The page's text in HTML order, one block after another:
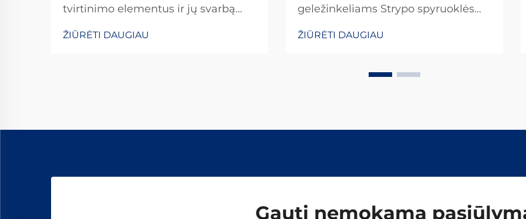
tvirtinimo elementus ir jų svarbą
elementai yra kritiškai svarbūs
ŽIŪRĖTI DAUGIAU
geležinkeliams Strypo spyruoklės
elementai, kurie vaidina svarbų
esančiuose geležinkelių sistemose.
ŽIŪRĖTI DAUGIAU
Gauti nemokamą